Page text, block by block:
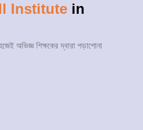
Institute in
অভিজ্ঞ শিক্ষকের দ্বারা পড়াশোনা